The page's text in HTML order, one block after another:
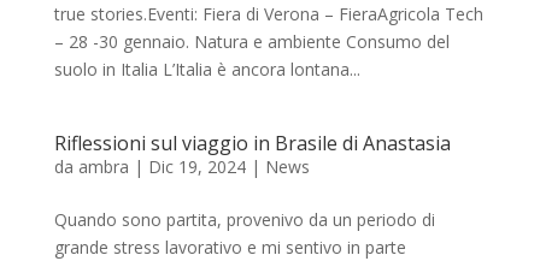
true stories.Eventi: Fiera di Verona – FieraAgricola Tech
– 28 -30 gennaio. Natura e ambiente Consumo del
suolo in Italia L’Italia è ancora lontana...
Riflessioni sul viaggio in Brasile di Anastasia
da ambra | Dic 19, 2024| News
Quando sono partita, provenivo da un periodo di
grande stress lavorativo e mi sentivo in parte